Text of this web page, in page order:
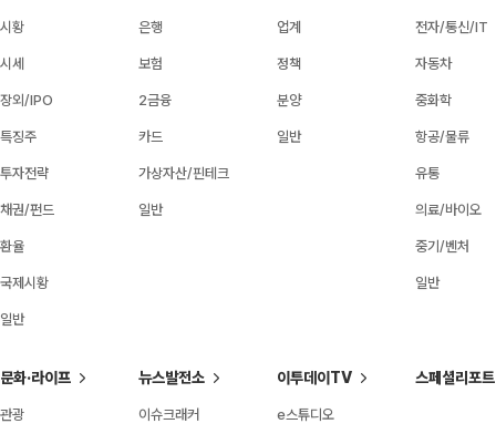
시황
시세
장외/IPO
특징주
투자전략
채권/펀드
환율
국제시황
일반
은행
보험
2금융
카드
가상자산/핀테크
일반
업계
정책
분양
일반
전자/통신/IT
자동차
중화학
항공/물류
유통
의료/바이오
중기/벤처
일반
문화·라이프
관광
뉴스발전소
이슈크래커
이투데이TV
e스튜디오
스페셜리포트